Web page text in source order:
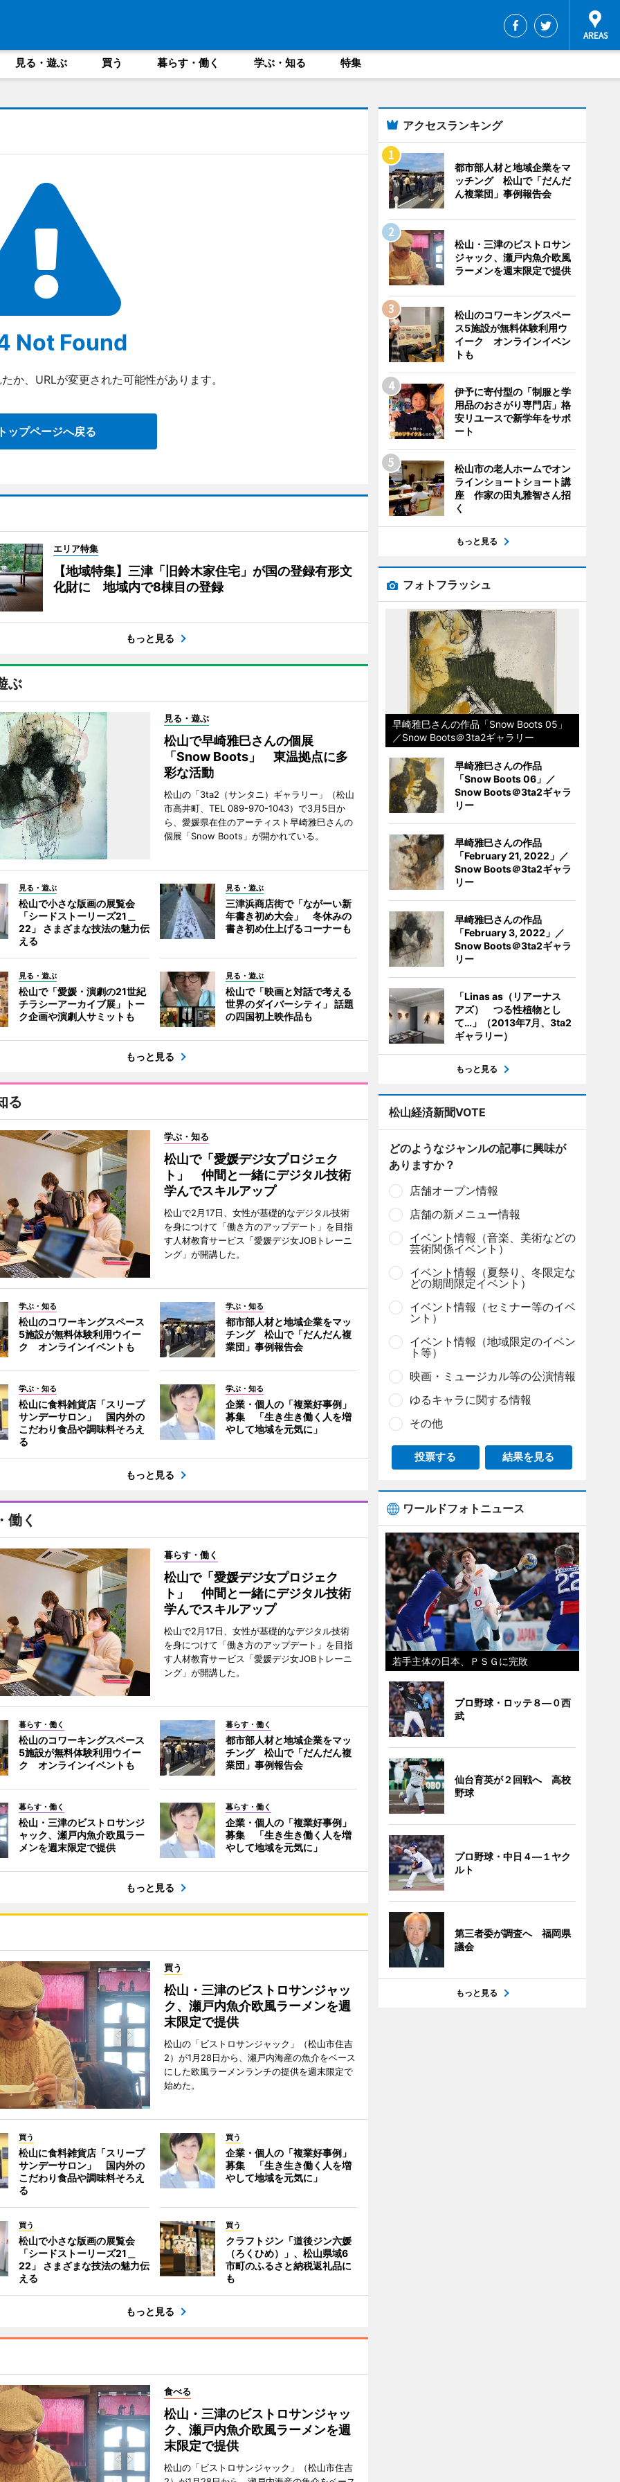
見る・遊ぶ 買う 暮らす・働く 学ぶ・知る 特集
Not Found
か、URLが変更された可能性があります。
ップページへ戻る
エリア特集
【地域特集】三津「旧鈴木家住宅」が国の登録有形文
化財に 地域内で8棟目の登録
もっと見る
ぶ
見る・遊ぶ
松山で早崎雅巳さんの個展
「Snow Boots」 東温拠点に多
彩な活動
松山の「3ta2（サンタニ）ギャラリー」（松山
市高井町、TEL 089-970-1043）で3月5日か
ら、愛媛県在住のアーティスト早崎雅巳さんの
個展「Snow Boots」が開かれている。
見る・遊ぶ
松山で小さな版画の展覧会
「シードストーリーズ21＿
22」 さまざまな技法の魅力伝
える
見る・遊ぶ
三津浜商店街で「ながーい新
年書き初め大会」 冬休みの
書き初め仕上げるコーナーも
見る・遊ぶ
松山で「愛媛・演劇の21世紀
チラシーアーカイブ展」トー
ク企画や演劇人サミットも
見る・遊ぶ
松山で「映画と対話で考える
世界のダイバーシティ」 話題
の四国初上映作品も
もっと見る
る
学ぶ・知る
松山で「愛媛デジ女プロジェク
ト」 仲間と一緒にデジタル技術
学んでスキルアップ
松山で2月17日、女性が基礎的なデジタル技術
を身につけて「働き方のアップデート」を目指
す人材教育サービス「愛媛デジ女JOBトレーニ
ング」が開講した。
学ぶ・知る
松山のコワーキングスペース
5施設が無料体験利用ウイー
ク オンラインイベントも
学ぶ・知る
都市部人材と地域企業をマッ
チング 松山で「だんだん複
業団」事例報告会
学ぶ・知る
松山に食料雑貨店「スリープ
サンデーサロン」 国内外の
こだわり食品や調味料そろえ
る
学ぶ・知る
企業・個人の「複業好事例」
募集 「生き生き働く人を増
やして地域を元気に」
もっと見る
働く
暮らす・働く
松山で「愛媛デジ女プロジェク
ト」 仲間と一緒にデジタル技術
学んでスキルアップ
松山で2月17日、女性が基礎的なデジタル技術
を身につけて「働き方のアップデート」を目指
す人材教育サービス「愛媛デジ女JOBトレーニ
ング」が開講した。
暮らす・働く
松山のコワーキングスペース
5施設が無料体験利用ウイー
ク オンラインイベントも
暮らす・働く
都市部人材と地域企業をマッ
チング 松山で「だんだん複
業団」事例報告会
暮らす・働く
松山・三津のビストロサンジ
ャック、瀬戸内魚介欧風ラー
メンを週末限定で提供
暮らす・働く
企業・個人の「複業好事例」
募集 「生き生き働く人を増
やして地域を元気に」
もっと見る
買う
松山・三津のビストロサンジャッ
ク、瀬戸内魚介欧風ラーメンを週
末限定で提供
松山の「ビストロサンジャック」（松山市住吉
2）が1月28日から、瀬戸内海産の魚介をベース
にした欧風ラーメンランチの提供を週末限定で
始めた。
買う
松山に食料雑貨店「スリープ
サンデーサロン」 国内外の
こだわり食品や調味料そろえ
る
買う
企業・個人の「複業好事例」
募集 「生き生き働く人を増
やして地域を元気に」
買う
松山で小さな版画の展覧会
「シードストーリーズ21＿
22」 さまざまな技法の魅力伝
える
買う
クラフトジン「道後ジン六媛
（ろくひめ）」、松山県域6
市町のふるさと納税返礼品に
も
もっと見る
食べる
松山・三津のビストロサンジャッ
ク、瀬戸内魚介欧風ラーメンを週
末限定で提供
松山の「ビストロサンジャック」（松山市住吉
アクセスランキング
都市部人材と地域企業をマ
ッチング 松山で「だんだ
ん複業団」事例報告会
松山・三津のビストロサン
ジャック、瀬戸内魚介欧風
ラーメンを週末限定で提供
松山のコワーキングスペー
ス5施設が無料体験利用ウ
イーク オンラインイベン
トも
伊予に寄付型の「制服と学
用品のおさがり専門店」格
安リユースで新学年をサポ
ート
松山市の老人ホームでオン
ラインショートショート講
座 作家の田丸雅智さん招
く
もっと見る
フォトフラッシュ
早崎雅巳さんの作品「Snow Boots 05」
／Snow Boots＠3ta2ギャラリー
早崎雅巳さんの作品
「Snow Boots 06」／
Snow Boots＠3ta2ギャラ
リー
早崎雅巳さんの作品
「February 21, 2022」／
Snow Boots＠3ta2ギャラ
リー
早崎雅巳さんの作品
「February 3, 2022」／
Snow Boots＠3ta2ギャラ
リー
「Linas as（リアーナス
アズ） つる性植物とし
て…」（2013年7月、3ta2
ギャラリー）
もっと見る
松山経済新聞VOTE
どのようなジャンルの記事に興味が
ありますか？
店舗オープン情報
店舗の新メニュー情報
イベント情報（音楽、美術などの
芸術関係イベント）
イベント情報（夏祭り、冬限定な
どの期間限定イベント）
イベント情報（セミナー等のイベ
ント）
イベント情報（地域限定のイベン
ト等）
映画・ミュージカル等の公演情報
ゆるキャラに関する情報
その他
投票する 結果を見る
ワールドフォトニュース
若手主体の日本、ＰＳＧに完敗
プロ野球・ロッテ８―０西
武
仙台育英が２回戦へ 高校
野球
プロ野球・中日４―１ヤク
ルト
第三者委が調査へ 福岡県
議会
もっと見る